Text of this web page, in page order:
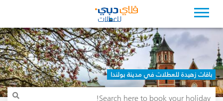
باقات زهيدة للعطلات في مدينة بولندا